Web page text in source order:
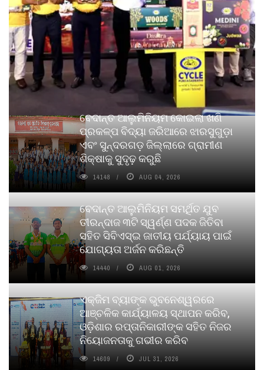
ବେଦାନ୍ତ ଆଲୁମିନିୟମ କୋଇଲା ଖଣି
ପ୍ରକଳ୍ପ ବିଦ୍ୟା ଜରିଆରେ ଝାରସୁଗୁଡ଼ା
ଏବଂ ସୁନ୍ଦରଗଡ଼ ଜିଲ୍ଲାରେ ଗ୍ରାମୀଣ
ଶିକ୍ଷାକୁ ସୁଦୃଢ଼ କରୁଛି
14148 AUG 04, 2026
ବେଦାନ୍ତ ଆଲୁମିନିୟମ ସମର୍ଥିତ ଯୁବ
ତୀରନ୍ଦାଜ ୩ଟି ସ୍ୱର୍ଣ୍ଣ ପଦକ ଜିତିବା
ସହିତ ସିବିଏସ୍ଇ ଜାତୀୟ ପର୍ଯ୍ୟାୟ ପାଇଁ
ଯୋଗ୍ୟତା ଅର୍ଜନ କରିଛନ୍ତି
14440 AUG 01, 2026
ଏକ୍ଜିମ ବ୍ୟାଙ୍କ ଭୁବନେଶ୍ୱରରେ
ଆଞ୍ଚଳିକ କାର୍ଯ୍ୟାଳୟ ସ୍ଥାପନ କରିବ,
ଓଡ଼ିଶାର ରପ୍ତାନିକାରୀଙ୍କ ସହିତ ନିଜର
ନିୟୋଜନତାକୁ ଗଭୀର କରିବ
14609 JUL 31, 2026